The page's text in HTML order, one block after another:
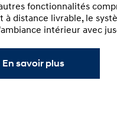
fonctionnalités
distance livrable, le
intérieur avec
En savoir plus